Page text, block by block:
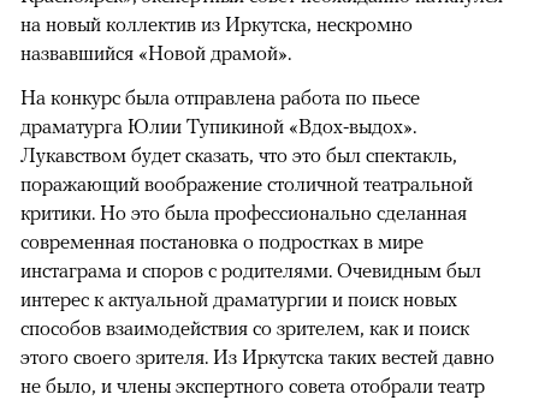
на новый коллектив из Иркутска, нескромно
назвавшийся «Новой драмой».
На конкурс была отправлена работа по пьесе
драматурга Юлии Тупикиной «Вдох-выдох».
Лукавством будет сказать, что это был спектакль,
поражающий воображение столичной театральной
критики. Но это была профессионально сделанная
современная постановка о подростках в мире
инстаграма и споров с родителями. Очевидным был
интерес к актуальной драматургии и поиск новых
способов взаимодействия со зрителем, как и поиск
этого своего зрителя. Из Иркутска таких вестей давно
не было, и члены экспертного совета отобрали театр